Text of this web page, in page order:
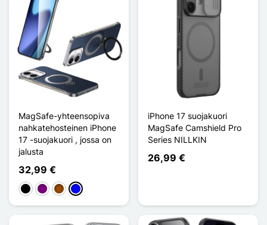
MagSafe-yhteensopiva
nahkatehosteinen iPhone
17 -suojakuori , jossa on
jalusta
32,99 €
MustaVioletRuskeaSininen
iPhone 17 suojakuori
MagSafe Camshield Pro
Series NILLKIN
26,99 €